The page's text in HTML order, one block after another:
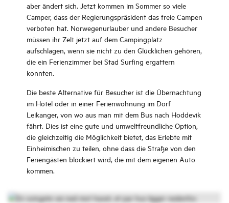
aber ändert sich. Jetzt kommen im Sommer so viele
Camper, dass der Regierungspräsident das freie Campen
verboten hat. Norwegenurlauber und andere Besucher
müssen ihr Zelt jetzt auf dem Campingplatz
aufschlagen, wenn sie nicht zu den Glücklichen gehören,
die ein Ferienzimmer bei Stad Surfing ergattern
konnten.
Die beste Alternative für Besucher ist die Übernachtung
im Hotel oder in einer Ferienwohnung im Dorf
Leikanger, von wo aus man mit dem Bus nach Hoddevik
fährt. Dies ist eine gute und umweltfreundliche Option,
die gleichzeitig die Möglichkeit bietet, das Erlebte mit
Einheimischen zu teilen, ohne dass die Straße von den
Feriengästen blockiert wird, die mit dem eigenen Auto
kommen.